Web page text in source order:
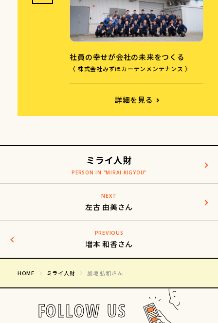
社員の幸せが会社の未来をつくる
〈 株式会社みずほカーテンメンテナンス 〉
詳細を見る
ミライ人財
NEXT
左古 由美さん
PREVIOUS
増本 和香さん
HOME ミライ人財 加地 弘和さん
FOLLOW US